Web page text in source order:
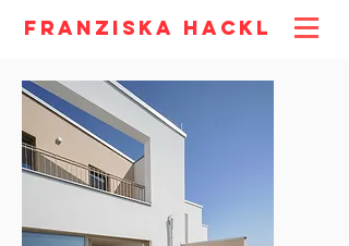
Franziska Hackl